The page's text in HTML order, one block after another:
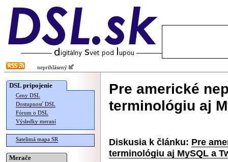
neprihlásený
DSL pripojenie
Ceny DSL
Dostupnosť DSL
Fórum o DSL
Výsledky meraní
Satelitná mapa SR
Merače
Pre americké
terminológiu aj
Diskusia k článku: Pre
terminológiu aj MySQL a